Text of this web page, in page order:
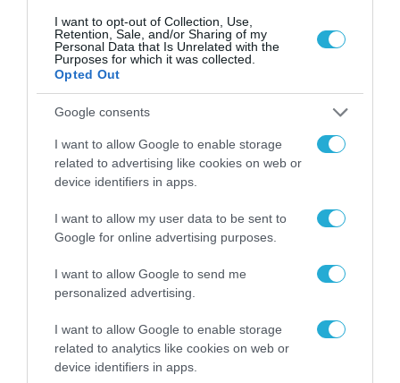
I want to opt-out of Collection, Use,
Retention, Sale, and/or Sharing of my
Personal Data that Is Unrelated with the
Purposes for which it was collected.
Opted Out
Google consents
I want to allow Google to enable storage
related to advertising like cookies on web or
device identifiers in apps.
I want to allow my user data to be sent to
Google for online advertising purposes.
I want to allow Google to send me
personalized advertising.
I want to allow Google to enable storage
related to analytics like cookies on web or
device identifiers in apps.
για τα πρόστιμα σε
παραβάσεις που
αφορούν τους ΦΗΜ
31.07.2026
Σ. Καλαφάτης: «Η
Τεχνητή Νοημοσύνη
δεν είναι απλώς μια
νέα τεχνολογία, είναι
μια νέα βιομηχανική
επανάσταση»
31.07.2026
για τη χρηματοδότηση
των ελληνικών
χώρο της άμυνας
βαλίτσα του φετινού
καλοκαιριού έχει την
υπογραφή της Xiaomi
31.07.2026